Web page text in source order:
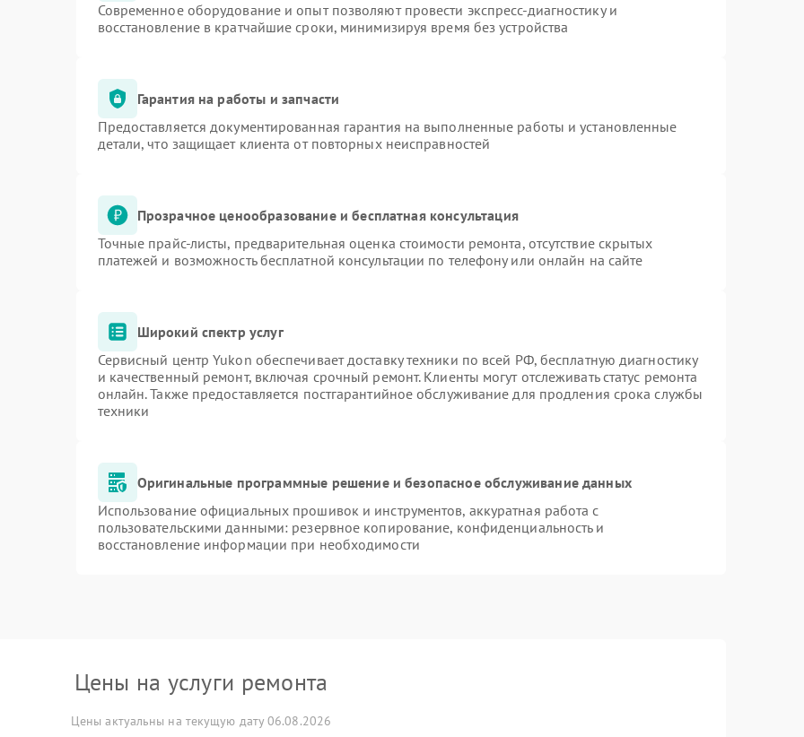
Современное оборудование и опыт позволяют провести экспресс-диагностику и
восстановление в кратчайшие сроки, минимизируя время без устройства
Гарантия на работы и запчасти
Предоставляется документированная гарантия на выполненные работы и установленные
детали, что защищает клиента от повторных неисправностей
Прозрачное ценообразование и бесплатная консультация
Точные прайс-листы, предварительная оценка стоимости ремонта, отсутствие скрытых
платежей и возможность бесплатной консультации по телефону или онлайн на сайте
Широкий спектр услуг
Сервисный центр Yukon обеспечивает доставку техники по всей РФ, бесплатную диагностику
и качественный ремонт, включая срочный ремонт. Клиенты могут отслеживать статус ремонта
онлайн. Также предоставляется постгарантийное обслуживание для продления срока службы
техники
Оригинальные программные решение и безопасное обслуживание данных
Использование официальных прошивок и инструментов, аккуратная работа с
пользовательскими данными: резервное копирование, конфиденциальность и
восстановление информации при необходимости
Цены на услуги ремонта
Цены актуальны на текущую дату 06.08.2026